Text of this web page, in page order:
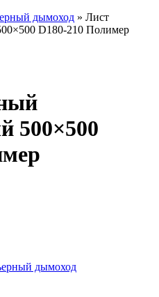
дымоход » Лист
D180-210 Полимер
500×500
дымоход